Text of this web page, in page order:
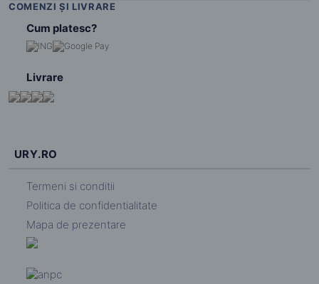
COMENZI ȘI LIVRARE
Cum platesc?
Livrare
URY.RO
Termeni si conditii
Politica de confidentialitate
Mapa de prezentare